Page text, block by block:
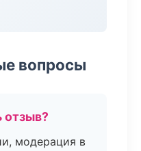
вопросы
отзыв?
модерация в